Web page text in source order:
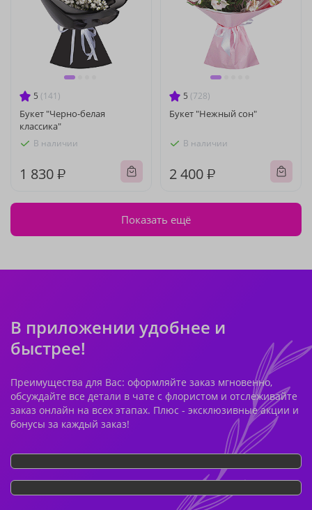
5 (141)
Букет "Черно-белая
классика"
В наличии
1 830 ₽
5 (728)
Букет "Нежный сон"
В наличии
2 400 ₽
Показать ещё
В приложении удобнее и
быстрее!
Преимущества для Вас: оформляйте заказ мгновенно,
обсуждайте все детали в чате с флористом и отслеживайте
заказ онлайн на всех этапах. Плюс - эксклюзивные акции и
бонусы за каждый заказ!